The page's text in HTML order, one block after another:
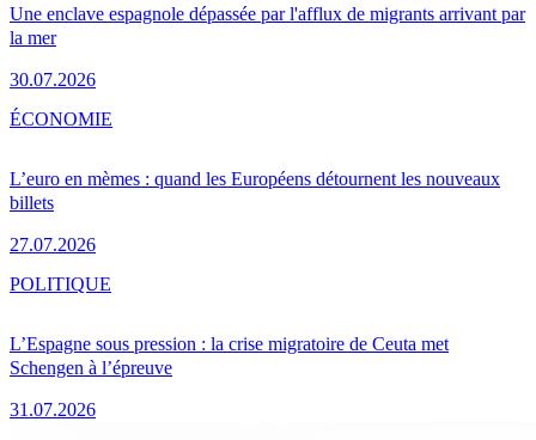
Une enclave espagnole dépassée par l'afflux de migrants arrivant par
la mer
30.07.2026
L’euro en mèmes : quand les Européens détournent les nouveaux
billets
27.07.2026
ÉCONOMIE
L’Espagne sous pression : la crise migratoire de Ceuta met
Schengen à l’épreuve
31.07.2026
POLITIQUE